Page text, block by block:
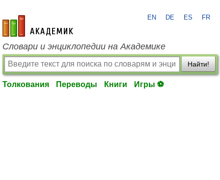
academic.ru
EN DE ES FR
Словари и энциклопедии на Академике
Найти!
Толкования Переводы Книги Игры ⚽